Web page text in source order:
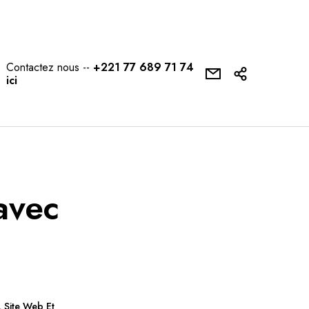
Contactez nous -- +221 77 689 71 74
ici
Site Web Et